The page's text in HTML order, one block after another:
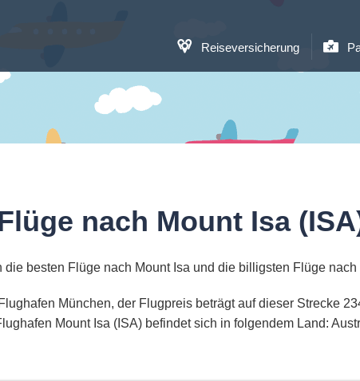
Reiseversicherung
nach Mount Isa
die besten Flüge nach Mount Isa und die billigsten Flüge nach
München, der Flugpreis beträgt auf dieser Strecke
Mount Isa (ISA) befindet sich in folgendem Land: